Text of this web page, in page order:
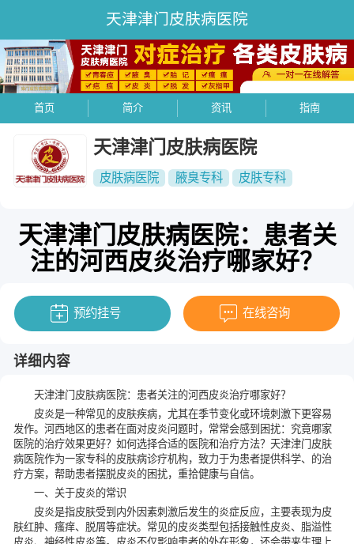
天津津门皮肤病医院
首页 简介 资讯 指南
天津津门皮肤病医院
皮肤病医院 腋臭专科 皮肤专科
天津津门皮肤病医院：患者关
注的河西皮炎治疗哪家好？
预约挂号 在线咨询
详细内容
天津津门皮肤病医院：患者关注的河西皮炎治疗哪家好？
皮炎是一种常见的皮肤疾病，尤其在季节变化或环境刺激下更容易
发作。河西地区的患者在面对皮炎问题时，常常会感到困扰：究竟哪家
医院的治疗效果更好？如何选择合适的医院和治疗方法？天津津门皮肤
病医院作为一家专科的皮肤病诊疗机构，致力于为患者提供科学、的治
疗方案，帮助患者摆脱皮炎的困扰，重拾健康与自信。
一、关于皮炎的常识
皮炎是指皮肤受到内外因素刺激后发生的炎症反应，主要表现为皮
肤红肿、瘙痒、脱屑等症状。常见的皮炎类型包括接触性皮炎、脂溢性